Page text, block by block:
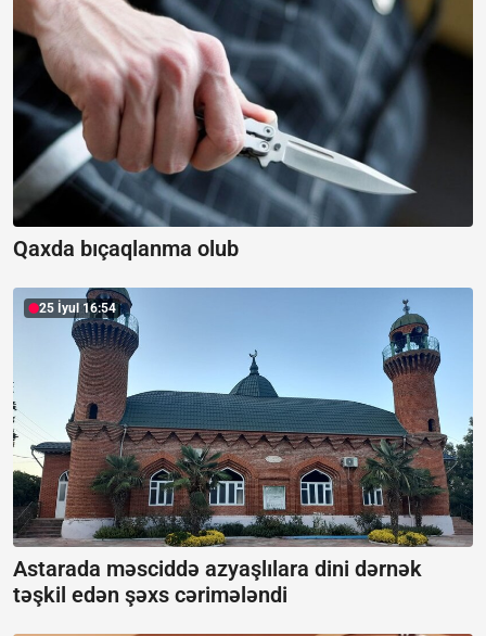
Qaxda bıçaqlanma olub
25 İyul 16:54
Astarada məsciddə azyaşlılara dini dərnək
təşkil edən şəxs cərimələndi